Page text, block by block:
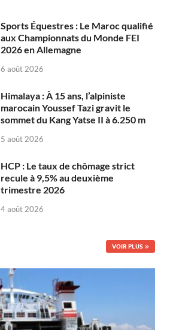
Sports Équestres : Le Maroc qualifié
aux Championnats du Monde FEI
2026 en Allemagne
6 août 2026
Himalaya : À 15 ans, l’alpiniste
marocain Youssef Tazi gravit le
sommet du Kang Yatse II à 6.250 m
5 août 2026
HCP : Le taux de chômage strict
recule à 9,5% au deuxième
trimestre 2026
4 août 2026
VOIR PLUS